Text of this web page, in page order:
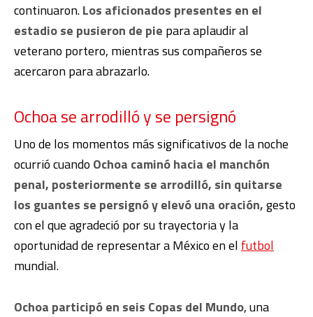
continuaron.Los aficionados presentes en el
estadio se pusieron de pie para aplaudir al
veterano portero, mientras sus compañeros se
acercaron para abrazarlo.
Ochoa se arrodilló y se persignó
Uno de los momentos más significativos de la noche
ocurrió cuando Ochoa caminó hacia el manchón
penal, posteriormente se arrodilló, sin quitarse
los guantes se persignó y elevó una oración,gesto
con el que agradeció por su trayectoria y la
oportunidad de representar a México en el futbol
mundial.
Ochoa participó en seis Copas del Mundo, una